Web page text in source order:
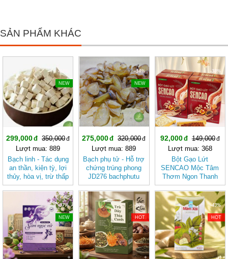
SẢN PHẨM KHÁC
-14%
NEW
299,000
350,000
Lượt mua: 889
Bạch linh - Tác dụng
an thần, kiện tỳ, lợi
thủy, hòa vị, trừ thấp
JD275 bachlinh
-14%
NEW
275,000
320,000
Lượt mua: 889
Bạch phụ tử - Hỗ trợ
chứng trúng phong
JD276 bachphutu
-38%
92,000
149,000
Lượt mua: 368
Bột Gạo Lứt
SENCAO Mộc Tâm
Thơm Ngon Thanh
Nhẹ, Phù Hợp Ăn
Kiêng
-37%
NEW
-50%
HOT
-43%
HOT